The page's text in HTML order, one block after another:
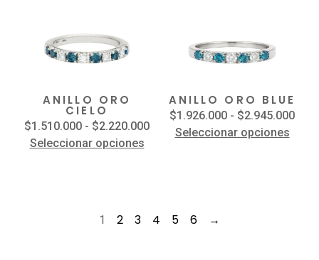
ANILLO ORO
CIELO
$1.510.000 - $2.220.000
Seleccionar opciones
ANILLO ORO BLUE
$1.926.000 - $2.945.000
Seleccionar opciones
1 2 3 4 5 6 →